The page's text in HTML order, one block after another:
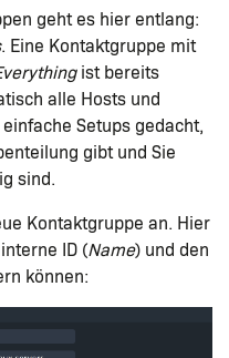
geht es hier entlang:
. Eine Kontaktgruppe mit
ist bereits
alle Hosts und
Setups gedacht,
gibt und Sie
sind.
Kontaktgruppe an. Hier
ID (Name) und den
können: